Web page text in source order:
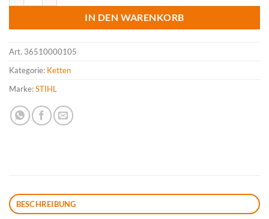
IN DEN WARENKORB
Art. 36510000105
Kategorie: Ketten
Marke:STIHL
BESCHREIBUNG